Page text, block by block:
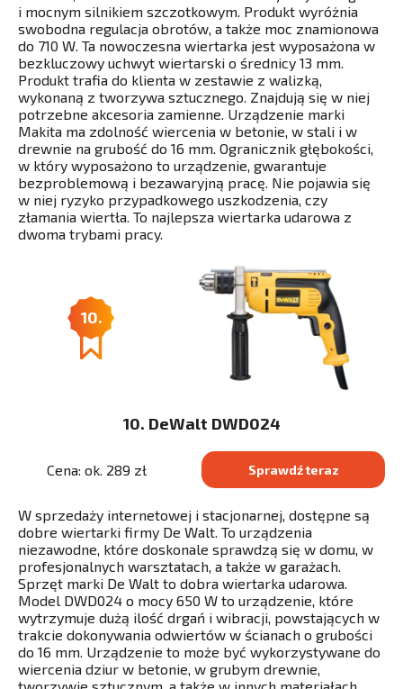
i mocnym silnikiem szczotkowym. Produkt wyróżnia
swobodna regulacja obrotów, a także moc znamionowa
do 710 W. Ta nowoczesna wiertarka jest wyposażona w
bezkluczowy uchwyt wiertarski o średnicy 13 mm.
Produkt trafia do klienta w zestawie z walizką,
wykonaną z tworzywa sztucznego. Znajdują się w niej
potrzebne akcesoria zamienne. Urządzenie marki
Makita ma zdolność wiercenia w betonie, w stali i w
drewnie na grubość do 16 mm. Ogranicznik głębokości,
w który wyposażono to urządzenie, gwarantuje
bezproblemową i bezawaryjną pracę. Nie pojawia się
w niej ryzyko przypadkowego uszkodzenia, czy
złamania wiertła. To najlepsza wiertarka udarowa z
dwoma trybami pracy.
10.
10. DeWalt DWD024
Cena: ok. 289 zł Sprawdź teraz
W sprzedaży internetowej i stacjonarnej, dostępne są
dobre wiertarki firmy De Walt. To urządzenia
niezawodne, które doskonale sprawdzą się w domu, w
profesjonalnych warsztatach, a także w garażach.
Sprzęt marki De Walt to dobra wiertarka udarowa.
Model DWD024 o mocy 650 W to urządzenie, które
wytrzymuje dużą ilość drgań i wibracji, powstających w
trakcie dokonywania odwiertów w ścianach o grubości
do 16 mm. Urządzenie to może być wykorzystywane do
wiercenia dziur w betonie, w grubym drewnie,